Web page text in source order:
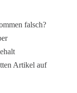
falsch?
Artikel auf